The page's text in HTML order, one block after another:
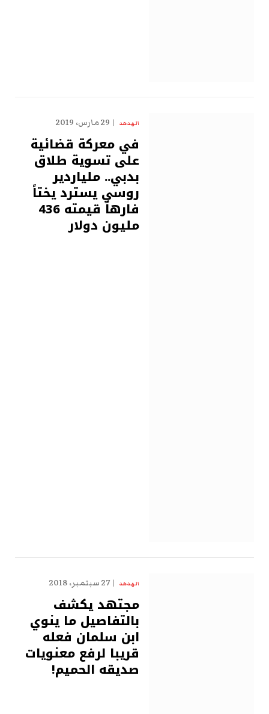
الهدهد 29 مارس، 2019
في معركة قضائية
على تسوية طلاق
بدبي.. ملياردير
روسي يسترد يختاً
فارهاً قيمته 436
مليون دولار
الهدهد 27 سبتمبر، 2018
مجتهد يكشف
بالتفاصيل ما ينوي
ابن سلمان فعله
قريبا لرفع معنويات
صديقه الحميم!